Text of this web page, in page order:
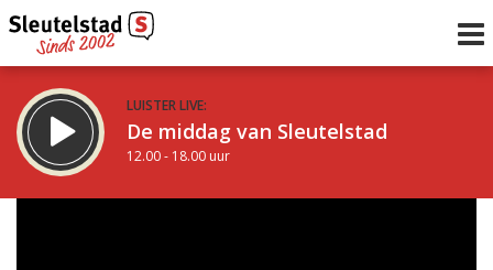
LUISTER LIVE:
De middag van Sleutelstad
12.00 - 18.00 uur